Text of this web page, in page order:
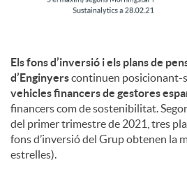
Els fons d’inversió i els plans de
d’Enginyerscontinuen posicionant-
vehicles financers de gestores
financers com de sostenibilitat.
del primer trimestre de 2021, tres
fons d’inversió del Grup obtenen la
estrelles).